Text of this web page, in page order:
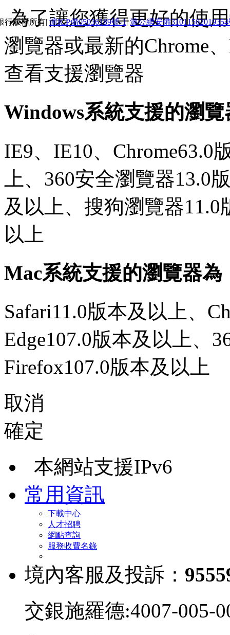
為了讓您獲得更好的使
瀏覽器或最新的Chrome
查看支援瀏覽器
Windows系統支援的瀏覽
IE9、IE10、Chrome63.0
上、360安全瀏覽器13.0
及以上、搜狗瀏覽器
以上
Mac系統支援的瀏覽器為
Safari11.0版本及以上、
Edge107.0版本及以上、
Firefox107.0版本及以上
取消
確定
本網站支援IPv6
常用資訊
下載中心
人才招聘
網點查詢
服務收費名錄
境內客服及投訴：
交銀施羅德:4007-005-
行版權所有| 滬ICP備05036189號-1|滬公網安備